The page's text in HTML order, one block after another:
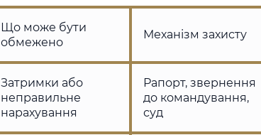
Що може бути
обмежено
Механізм захисту
Затримки або
неправильне
нарахування
Рапорт, звернення
до командування,
суд